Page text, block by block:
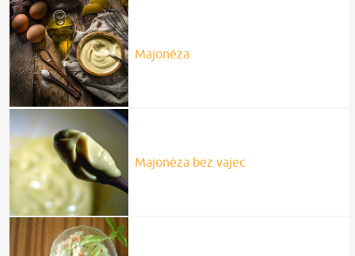
Majonéza
Majonéza bez vajec